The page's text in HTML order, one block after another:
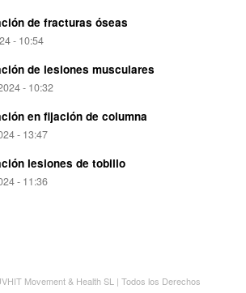
de fracturas óseas
- 10:54
de lesiones musculares
- 10:32
en fijación de columna
- 13:47
lesiones de tobillo
- 11:36
Movement & Health SL | Todos los Derechos